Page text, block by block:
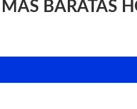
BARATAS